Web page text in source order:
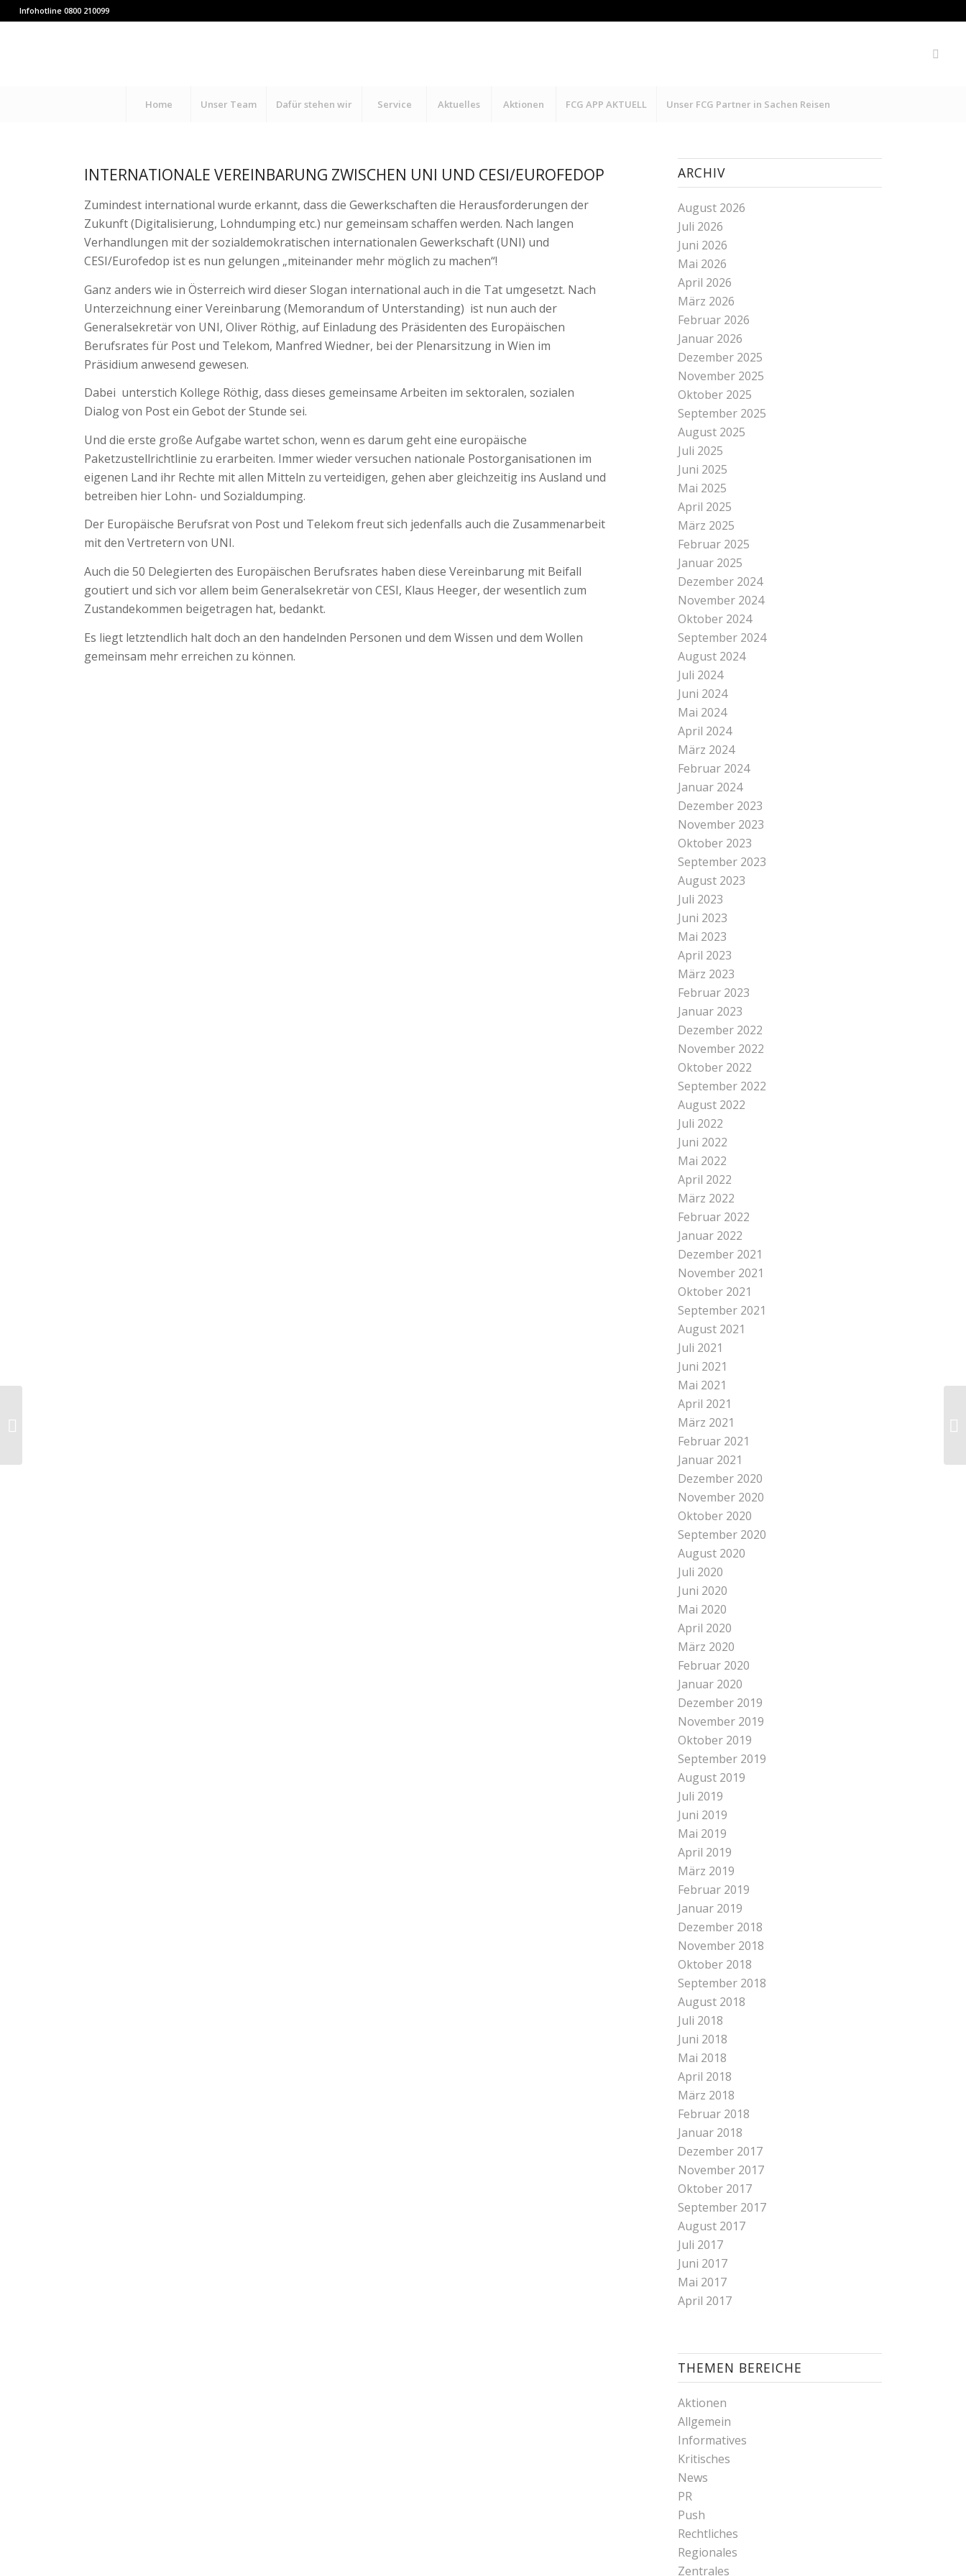
Infohotline 0800 210099
Home Unser Team Dafür stehen wir Service Aktuelles Aktionen FCG APP AKTUELL Unser FCG Partner in Sachen Reisen
INTERNATIONALE VEREINBARUNG ZWISCHEN UNI UND CESI/EUROFEDOP
Zumindest international wurde erkannt, dass die Gewerkschaften die Herausforderungen der
Zukunft (Digitalisierung, Lohndumping etc.) nur gemeinsam schaffen werden. Nach langen
Verhandlungen mit der sozialdemokratischen internationalen Gewerkschaft (UNI) und
CESI/Eurofedop ist es nun gelungen „miteinander mehr möglich zu machen“!
Ganz anders wie in Österreich wird dieser Slogan international auch in die Tat umgesetzt. Nach
Unterzeichnung einer Vereinbarung (Memorandum of Unterstanding) ist nun auch der
Generalsekretär von UNI, Oliver Röthig, auf Einladung des Präsidenten des Europäischen
Berufsrates für Post und Telekom, Manfred Wiedner, bei der Plenarsitzung in Wien im
Präsidium anwesend gewesen.
Dabei unterstich Kollege Röthig, dass dieses gemeinsame Arbeiten im sektoralen, sozialen
Dialog von Post ein Gebot der Stunde sei.
Und die erste große Aufgabe wartet schon, wenn es darum geht eine europäische
Paketzustellrichtlinie zu erarbeiten. Immer wieder versuchen nationale Postorganisationen im
eigenen Land ihr Rechte mit allen Mitteln zu verteidigen, gehen aber gleichzeitig ins Ausland und
betreiben hier Lohn- und Sozialdumping.
Der Europäische Berufsrat von Post und Telekom freut sich jedenfalls auch die Zusammenarbeit
mit den Vertretern von UNI.
Auch die 50 Delegierten des Europäischen Berufsrates haben diese Vereinbarung mit Beifall
goutiert und sich vor allem beim Generalsekretär von CESI, Klaus Heeger, der wesentlich zum
Zustandekommen beigetragen hat, bedankt.
Es liegt letztendlich halt doch an den handelnden Personen und dem Wissen und dem Wollen
gemeinsam mehr erreichen zu können.
ARCHIV
August 2026
Juli 2026
Juni 2026
Mai 2026
April 2026
März 2026
Februar 2026
Januar 2026
Dezember 2025
November 2025
Oktober 2025
September 2025
August 2025
Juli 2025
Juni 2025
Mai 2025
April 2025
März 2025
Februar 2025
Januar 2025
Dezember 2024
November 2024
Oktober 2024
September 2024
August 2024
Juli 2024
Juni 2024
Mai 2024
April 2024
März 2024
Februar 2024
Januar 2024
Dezember 2023
November 2023
Oktober 2023
September 2023
August 2023
Juli 2023
Juni 2023
Mai 2023
April 2023
März 2023
Februar 2023
Januar 2023
Dezember 2022
November 2022
Oktober 2022
September 2022
August 2022
Juli 2022
Juni 2022
Mai 2022
April 2022
März 2022
Februar 2022
Januar 2022
Dezember 2021
November 2021
Oktober 2021
September 2021
August 2021
Juli 2021
Juni 2021
Mai 2021
April 2021
März 2021
Februar 2021
Januar 2021
Dezember 2020
November 2020
Oktober 2020
September 2020
August 2020
Juli 2020
Juni 2020
Mai 2020
April 2020
März 2020
Februar 2020
Januar 2020
Dezember 2019
November 2019
Oktober 2019
September 2019
August 2019
Juli 2019
Juni 2019
Mai 2019
April 2019
März 2019
Februar 2019
Januar 2019
Dezember 2018
November 2018
Oktober 2018
September 2018
August 2018
Juli 2018
Juni 2018
Mai 2018
April 2018
März 2018
Februar 2018
Januar 2018
Dezember 2017
November 2017
Oktober 2017
September 2017
August 2017
Juli 2017
Juni 2017
Mai 2017
April 2017
THEMEN BEREICHE
Aktionen
Allgemein
Informatives
Kritisches
News
PR
Push
Rechtliches
Regionales
Zentrales